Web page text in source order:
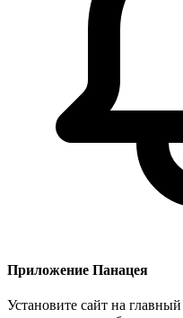
Приложение Панацея
Установите сайт на